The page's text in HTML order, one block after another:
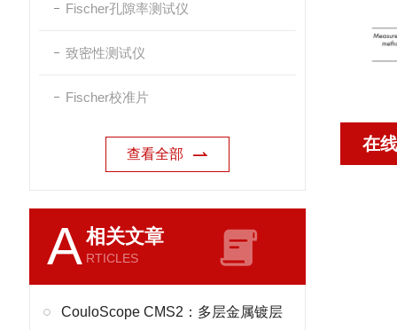
Fischer孔隙率测试仪
致密性测试仪
Fischer校准片
查看全部
A相关文章
RTICLES
CouloScope CMS2：多层金属镀层
在